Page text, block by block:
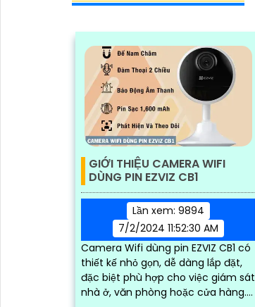
GIỚI THIỆU CAMERA WIFI
DÙNG PIN EZVIZ CB1
Lần xem: 9894
7/2/2024 11:52:30 AM
Camera Wifi dùng pin EZVIZ CB1 có
thiết kế nhỏ gọn, dễ dàng lắp đặt,
đặc biệt phù hợp cho việc giám sát
nhà ở, văn phòng hoặc cửa hàng.